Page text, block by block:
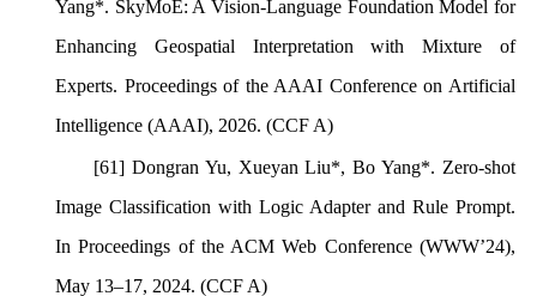
Yang*. SkyMoE: A Vision-Language Foundation Model for
Enhancing Geospatial Interpretation with Mixture of
Experts. Proceedings of the AAAI Conference on Artificial
Intelligence (AAAI), 2026. (CCF A)
[61] Dongran Yu, Xueyan Liu*, Bo Yang*. Zero-shot
Image Classification with Logic Adapter and Rule Prompt.
In Proceedings of the ACM Web Conference(WWW’24),
May 13–17, 2024. (CCF A)